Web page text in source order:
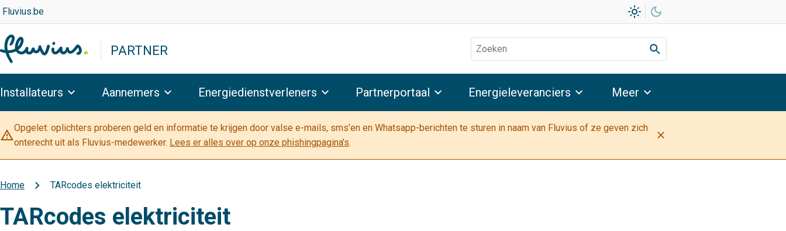
Overslaan
en
naar
de
inhoud
gaan
Top
navigation
Partner
Fluvius.be light_mode dark_mode
PARTNER
Zoeken
Installateurs Aannemers Energiedienstverleners Partnerportaal Energieleveranciers Meer
warning_amber
Opgelet: oplichters proberen geld en informatie te krijgen door valse e-mails, sms’en en Whatsapp-berichten te sturen in naam van Fluvius of ze geven zich
onterecht uit als Fluvius-medewerker. Lees er alles over op onze phishingpagina’s.
close
Kruimelpad
Home TARcodes elektriciteit
TARcodes elektriciteit